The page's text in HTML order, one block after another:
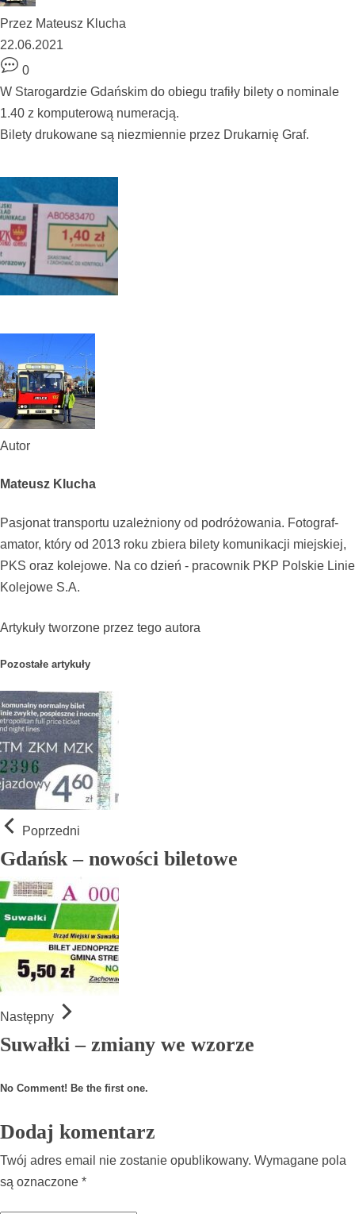
Przez Mateusz Klucha
22.06.2021
0
W Starogardzie Gdańskim do obiegu trafiły bilety o nominale
1.40 z komputerową numeracją.
Bilety drukowane są niezmiennie przez Drukarnię Graf.
Autor
Mateusz Klucha
Pasjonat transportu uzależniony od podróżowania. Fotograf-
amator, który od 2013 roku zbiera bilety komunikacji miejskiej,
PKS oraz kolejowe. Na co dzień - pracownik PKP Polskie Linie
Kolejowe S.A.
Artykuły tworzone przez tego autora
Pozostałe artykuły
Poprzedni
Gdańsk – nowości biletowe
Następny
Suwałki – zmiany we wzorze
No Comment! Be the first one.
Dodaj komentarz
Twój adres email nie zostanie opublikowany. Wymagane pola
są oznaczone *